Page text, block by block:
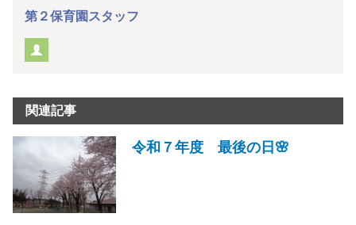
第２保育園スタッフ
関連記事
令和７年度 最後の日🌸